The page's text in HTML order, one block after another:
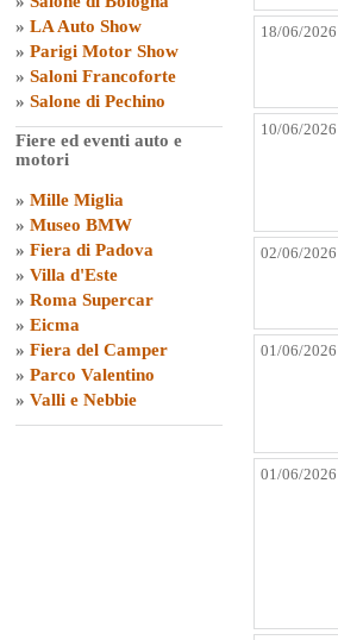
» LA Auto Show
» Parigi Motor Show
» Saloni Francoforte
» Salone di Pechino
Fiere ed eventi auto e
motori
» Mille Miglia
» Museo BMW
» Fiera di Padova
» Villa d'Este
» Roma Supercar
» Eicma
» Fiera del Camper
» Parco Valentino
» Valli e Nebbie
18/06/2026
10/06/2026
02/06/2026
01/06/2026
01/06/2026